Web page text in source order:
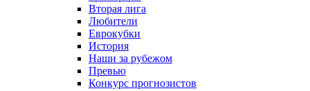
Вторая лига
Любители
Еврокубки
История
Наши за рубежом
Превью
Конкурс прогнозистов